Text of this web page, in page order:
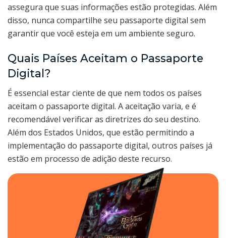
assegura que suas informações estão protegidas. Além
disso, nunca compartilhe seu passaporte digital sem
garantir que você esteja em um ambiente seguro.
Quais Países Aceitam o Passaporte
Digital?
É essencial estar ciente de que nem todos os países
aceitam o passaporte digital. A aceitação varia, e é
recomendável verificar as diretrizes do seu destino.
Além dos Estados Unidos, que estão permitindo a
implementação do passaporte digital, outros países já
estão em processo de adição deste recurso.